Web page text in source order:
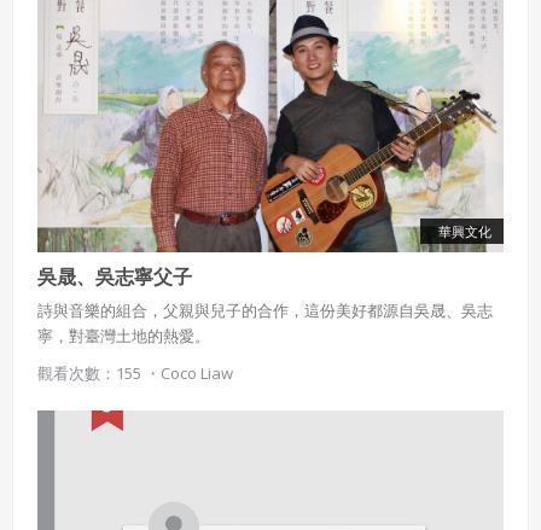
華興文化
吳晟、吳志寧父子
詩與音樂的組合，父親與兒子的合作，這份美好都源自吳晟、吳志
寧，對臺灣土地的熱愛。
觀看次數：155 ・ Coco Liaw
使用 Facebook 帳號登入
使用 Google 帳號登入
使用 Facebook 帳號註冊
使用 Google 帳號註冊
已經有註冊帳號了嗎？點擊
緣會員有意願吉寶知識系統（本系統），經註冊本
系統表示您同意會員合約：
一、定義條款
授權內容：係指吉寶系統有限公司（吉寶系統公司）所有或
經授權使用而置放於吉寶知識系統網站或系統內之著作物。
衍生著作：係指就授權內容改作之創作。
二、會員規範
策。
三、著作權授權
同意上述條款，確定註冊